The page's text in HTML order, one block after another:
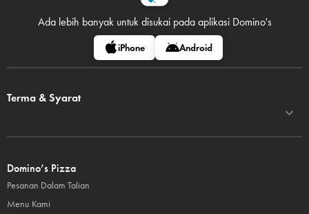
Ada lebih banyak untuk disukai pada aplikasi Domino's
iPhone Android
Terma & Syarat
Domino’s Pizza
Pesanan Dalam Talian
Menu Kami